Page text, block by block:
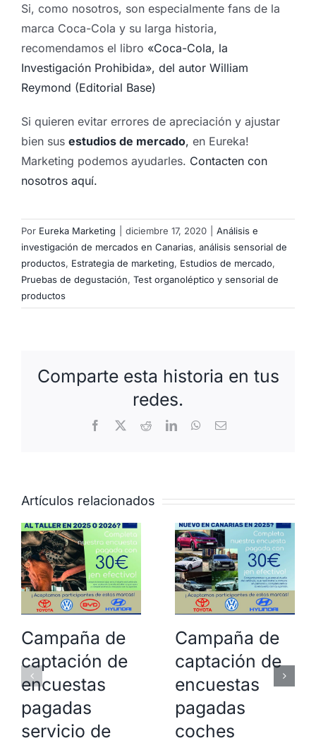
Si, como nosotros, son especialmente fans de la
marca Coca-Cola y su larga historia,
recomendamos el libro «Coca-Cola, la
Investigación Prohibida», del autor William
Reymond (Editorial Base)
Si quieren evitar errores de apreciación y ajustar
bien sus estudios de mercado, en Eureka!
Marketing podemos ayudarles. Contacten con
nosotros aquí.
Por Eureka Marketing diciembre 17, 2020
Análisis e
investigación de mercados en Canarias, análisis sensorial de
productos, Estrategia de marketing, Estudios de mercado,
Pruebas de degustación, Test organoléptico y sensorial de
productos
Comparte esta historia en tus
redes.
Facebook RedditLinkedInWhatsApp
Correo
Artículos relacionados
Campaña de
captación de
encuestas
pagadas
servicio de
Campaña de
captación de
encuestas
pagadas
coches